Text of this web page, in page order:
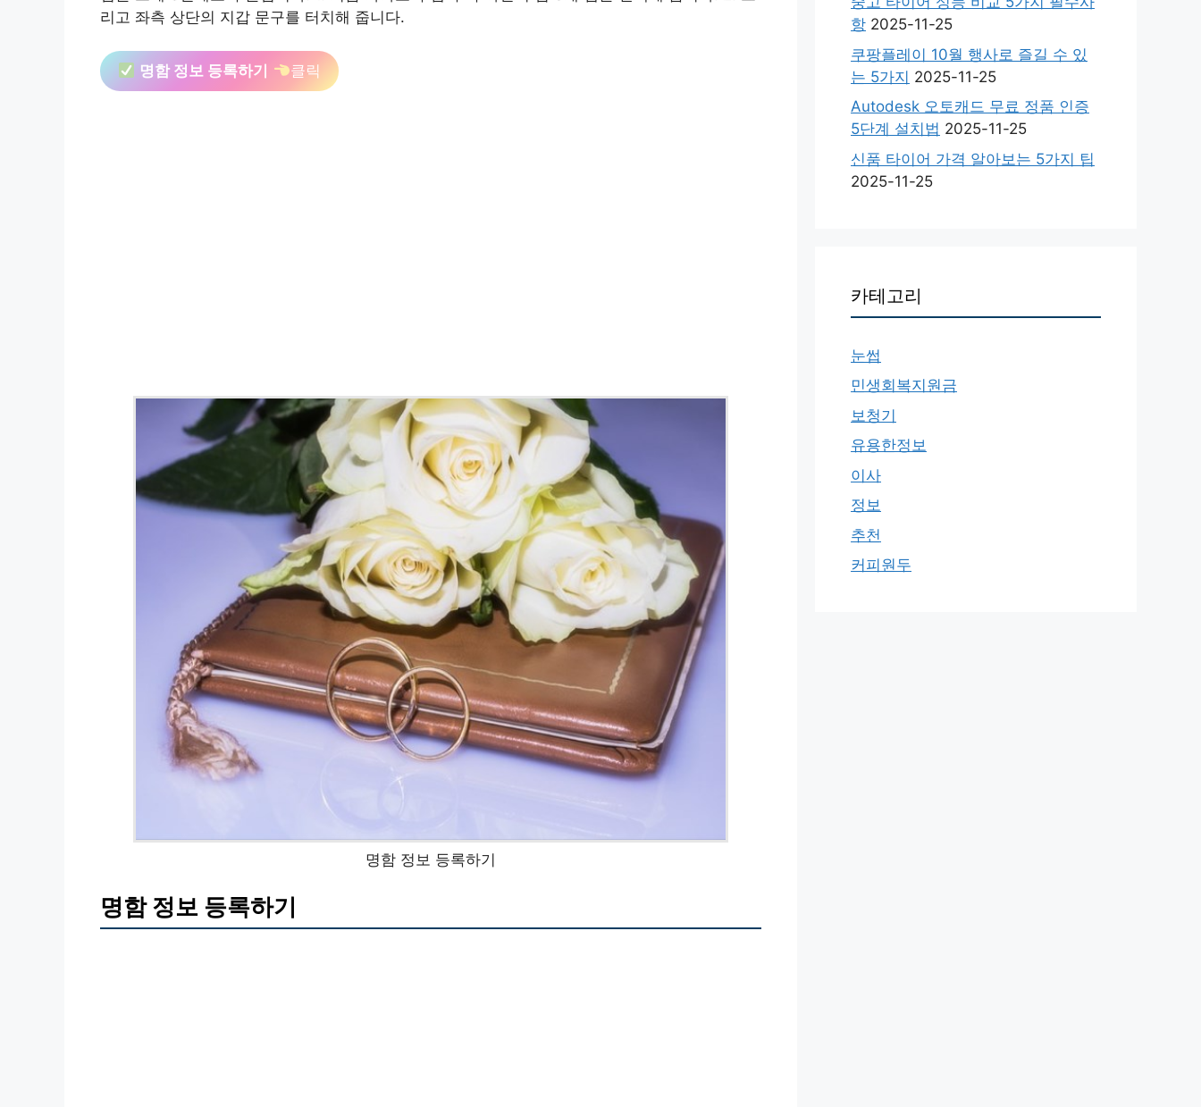
리고 좌측 상단의 지갑 문구를 터치해 줍니다.
명함 정보 등록하기 클릭
명함 정보 등록하기
명함 정보 등록하기
항 2025-11-25
쿠팡플레이 10월 행사로 즐길 수 있
는 5가지 2025-11-25
Autodesk 오토캐드 무료 정품 인증
5단계 설치법 2025-11-25
신품 타이어 가격 알아보는 5가지 팁
2025-11-25
카테고리
눈썹
민생회복지원금
보청기
유용한정보
이사
정보
추천
커피원두